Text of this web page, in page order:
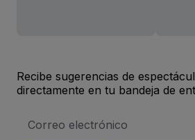
Recibe sugerencias de
directamente en tu bandeja de
de